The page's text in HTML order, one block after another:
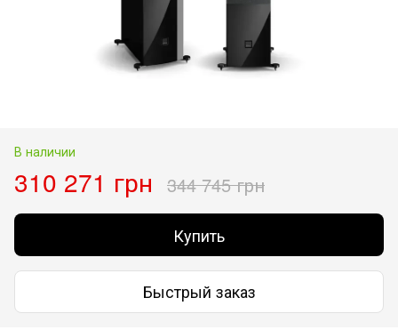
В наличии
310 271 грн 344 745 грн
Купить
Быстрый заказ